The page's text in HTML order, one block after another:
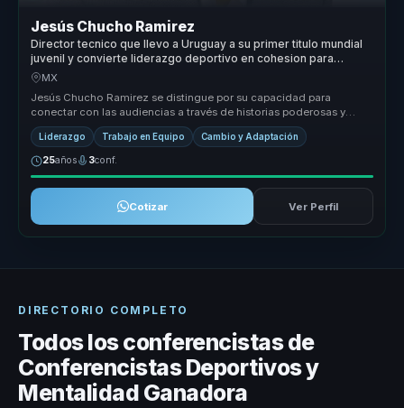
Jesús Chucho Ramirez
Director tecnico que llevo a Uruguay a su primer titulo mundial
juvenil y convierte liderazgo deportivo en cohesion para
equipos.
MX
Jesús Chucho Ramirez se distingue por su capacidad para
conectar con las audiencias a través de historias poderosas y
lecciones aprendida...
Liderazgo Trabajo en Equipo Cambio y Adaptación
25años 3conf.
Cotizar Ver Perfil
DIRECTORIO COMPLETO
Todos los conferencistas de
Conferencistas Deportivos y
Mentalidad Ganadora